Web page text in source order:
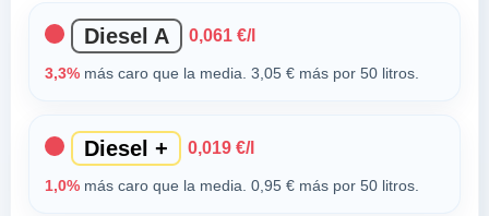
Diesel A 0,061 €/l
3,3%más caro que la media. 3,05 € más por 50 litros.
Diesel + 0,019 €/l
1,0%más caro que la media. 0,95 € más por 50 litros.